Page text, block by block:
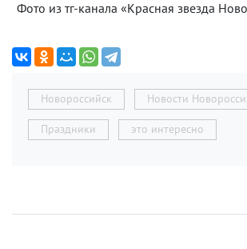
Фото из тг-канала «Красная звезда
Новороссийск Новости
Праздники это интересно